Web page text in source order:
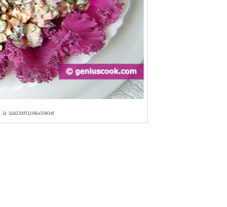
и шампиньонов